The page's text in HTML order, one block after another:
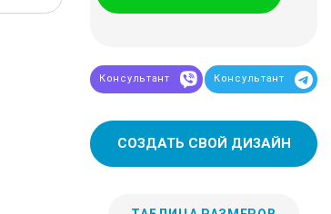
Консультант Консультант
СОЗДАТЬ СВОЙ ДИЗАЙН